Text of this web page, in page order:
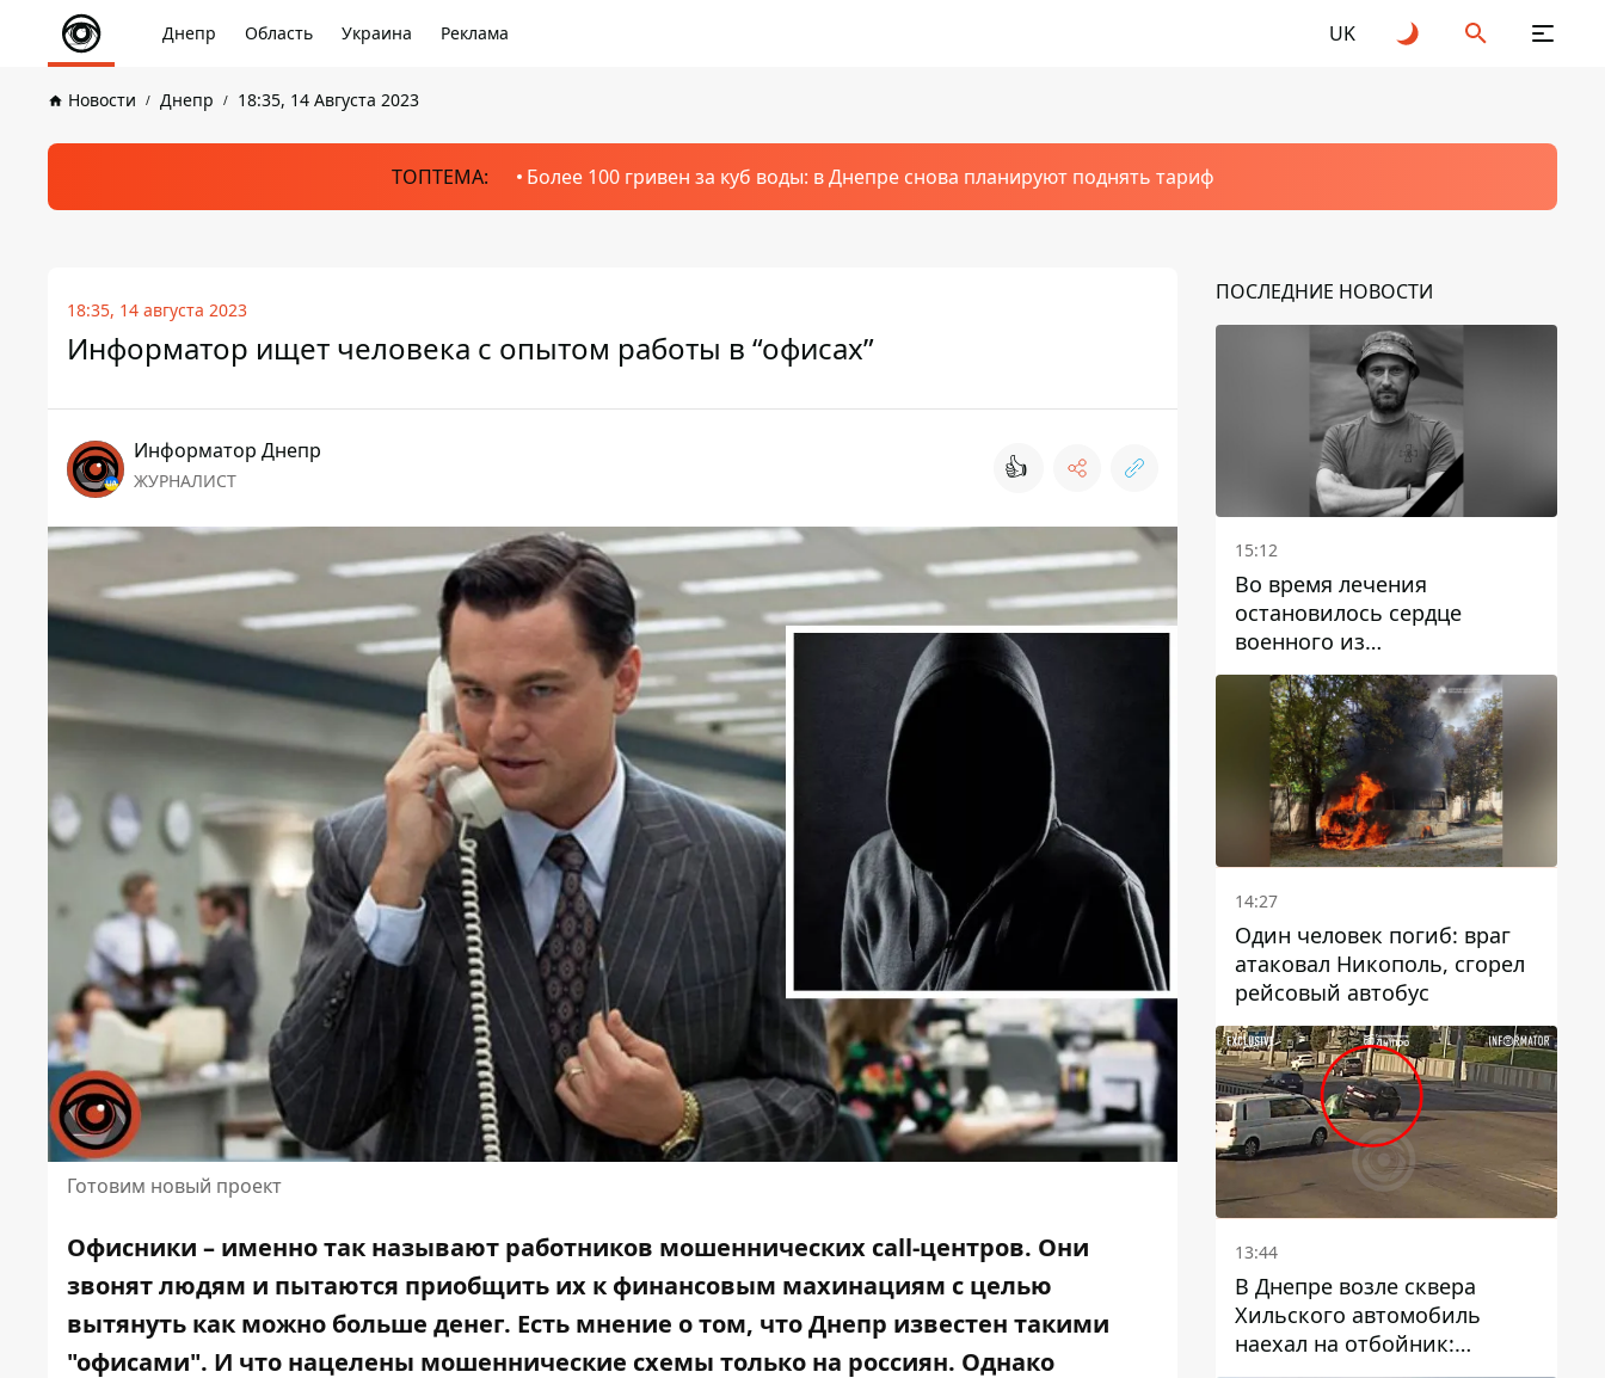
Днепр Область Украина Реклама UK
Новости Днепр 18:35, 14 Августа 2023
ТОПТЕМА: Более 100 гривен за куб воды: в Днепре снова планируют поднять тариф
18:35, 14 августа 2023
Информатор ищет человека с опытом работы в “офисах”
Информатор Днепр
ЖУРНАЛИСТ 👍
Готовим новый проект
Офисники – именно так называют работников мошеннических call-центров. Они
звонят людям и пытаются приобщить их к финансовым махинациям с целью
вытянуть как можно больше денег. Есть мнение о том, что Днепр известен такими
"офисами". И что нацелены мошеннические схемы только на россиян. Однако
ПОСЛЕДНИЕ НОВОСТИ
15:12
Во время лечения
остановилось сердце
военного из
Днепропетровской области
Ростислава Лупашко
14:27
Один человек погиб: враг
атаковал Никополь, сгорел
рейсовый автобус
13:44
В Днепре возле сквера
Хильского автомобиль
наехал на отбойник:
момент происшествия